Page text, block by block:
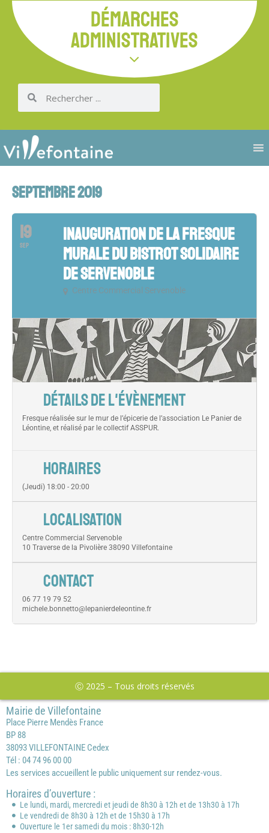
DÉMARCHES
ADMINISTRATIVES
SEPTEMBRE 2019
19
SEP
INAUGURATION DE LA FRESQUE
MURALE DU BISTROT SOLIDAIRE
DE SERVENOBLE
Centre Commercial Servenoble
DÉTAILS DE L'ÉVÈNEMENT
Fresque réalisée sur le mur de l’épicerie de l’association Le Panier de
Léontine, et réalisé par le collectif ASSPUR.
HORAIRES
(Jeudi) 18:00 - 20:00
LOCALISATION
Centre Commercial Servenoble
10 Traverse de la Pivolière 38090 Villefontaine
CONTACT
06 77 19 79 52
michele.bonnetto@lepanierdeleontine.fr
Ⓒ 2025 – Tous droits réservés
Mairie de Villefontaine
Place Pierre Mendès France
BP 88
38093 VILLEFONTAINE Cedex
Tél : 04 74 96 00 00
Les services accueillent le public uniquement sur rendez-vous.
Horaires d’ouverture :
Le lundi, mardi, mercredi et jeudi de 8h30 à 12h et de 13h30 à 17h
Le vendredi de 8h30 à 12h et de 15h30 à 17h
Ouverture le 1er samedi du mois : 8h30-12h